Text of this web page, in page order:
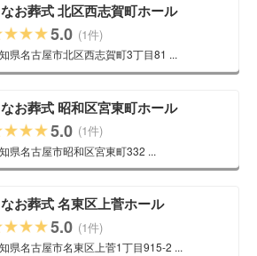
お葬式 北区西志賀町ホール
5.0 (1件)
県名古屋市北区西志賀町3丁目81 ...
お葬式 昭和区宮東町ホール
5.0 (1件)
県名古屋市昭和区宮東町332 ...
お葬式 名東区上菅ホール
5.0 (1件)
県名古屋市名東区上菅1丁目915-2 ...